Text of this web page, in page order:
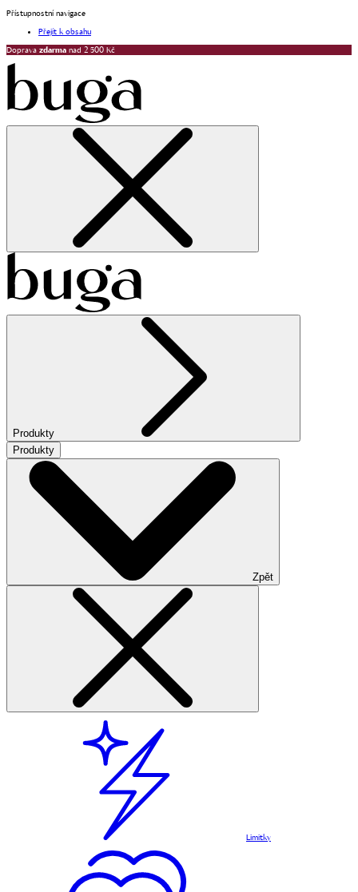
Přístupnostní navigace
Přejít k obsahu
Doprava zdarma nad 2 500 Kč
Produkty
Produkty
Zpět
Limitky